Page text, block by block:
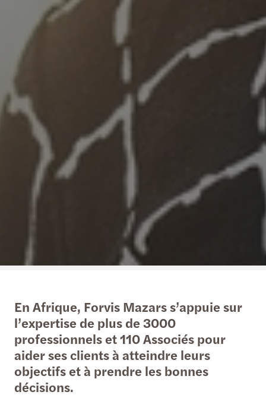
En Afrique, Forvis Mazars s’appuie sur
l’expertise de plus de 3000
professionnels et 110 Associés pour
aider ses clients à atteindre leurs
objectifs et à prendre les bonnes
décisions.